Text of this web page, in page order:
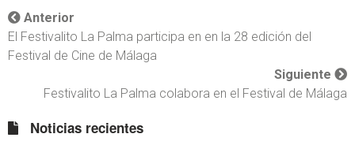
Anterior
El Festivalito La Palma participa en en la 28 edición del
Festival de Cine de Málaga
Siguiente
Festivalito La Palma colabora en el Festival de Málaga
Noticias recientes